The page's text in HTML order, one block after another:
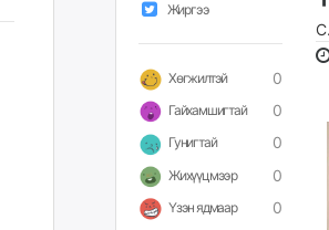
Жиргээ
Хөгжилтэй 0
Гайхамшигтай 0
Гунигтай 0
Жихүүцмээр 0
Үзэн ядмаар 0